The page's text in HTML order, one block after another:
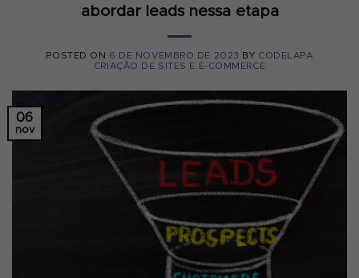
abordar leads nessa etapa
POSTED ON 6 DE NOVEMBRO DE 2023 BY CODELAPA
CRIAÇÃO DE SITES E E-COMMERCE
06
nov